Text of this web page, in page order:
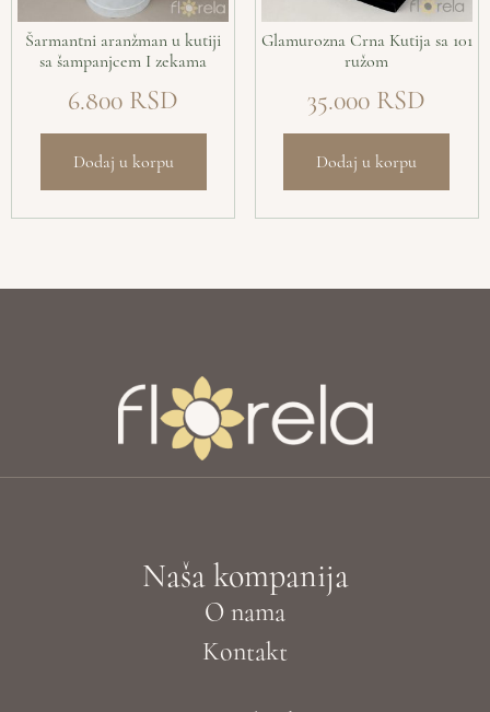
Šarmantni aranžman u kutiji
sa šampanjcem I zekama
6.800
Dodaj u korpu
Glamurozna Crna Kutija sa 101
ružom
35.000
Dodaj u korpu
Naša kompanija
O nama
Kontakt